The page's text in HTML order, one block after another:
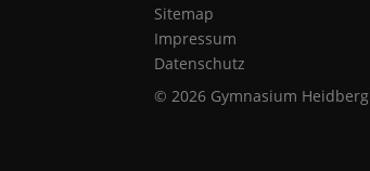
Sitemap
Impressum
Datenschutz
© 2026 Gymnasium Heidberg